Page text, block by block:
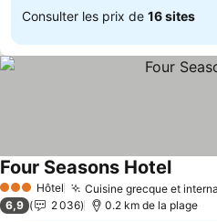
Consulter les prix de 16 sites
3 ÉtoilesHôtel Cuisine grecque et
Four Seasons Hotel
6,9 2 036 0.2 km de la plage